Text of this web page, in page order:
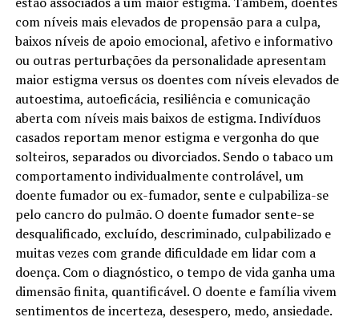
com níveis mais elevados de propensão para a culpa,
baixos níveis de apoio emocional, afetivo e informativo
ou outras perturbações da personalidade apresentam
maior estigma versus os doentes com níveis elevados de
autoestima, autoeficácia, resiliência e comunicação
aberta com níveis mais baixos de estigma. Indivíduos
casados reportam menor estigma e vergonha do que
solteiros, separados ou divorciados. Sendo o tabaco um
comportamento individualmente controlável, um
doente fumador ou ex-fumador, sente e culpabiliza-se
pelo cancro do pulmão. O doente fumador sente-se
desqualificado, excluído, descriminado, culpabilizado e
muitas vezes com grande dificuldade em lidar com a
doença. Com o diagnóstico, o tempo de vida ganha uma
dimensão finita, quantificável. O doente e família vivem
sentimentos de incerteza, desespero, medo, ansiedade.